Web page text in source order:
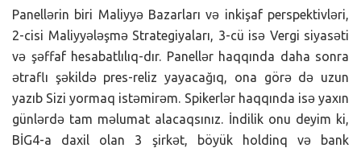
Panellərin biri Maliyyə Bazarları və inkişaf perspektivləri,
2-cisi Maliyyələşmə Strategiyaları, 3-cü isə Vergi siyasəti
və şəffaf hesabatlılıq-dır. Panellər haqqında daha sonra
ətraflı şəkildə pres-reliz yayacağıq, ona görə də uzun
yazıb Sizi yormaq istəmirəm. Spikerlər haqqında isə yaxın
günlərdə tam məlumat alacaqsınız. İndilik onu deyim ki,
BİG4-a daxil olan 3 şirkət, böyük holdinq və bank